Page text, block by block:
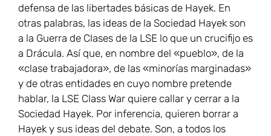
defensa de las libertades básicas de Hayek. En
otras palabras, las ideas de la Sociedad Hayek son
a la Guerra de Clases de la LSE lo que un crucifijo es
a Drácula. Así que, en nombre del «pueblo», de la
«clase trabajadora», de las «minorías marginadas»
y de otras entidades en cuyo nombre pretende
hablar, la LSE Class War quiere callar y cerrar a la
Sociedad Hayek. Por inferencia, quieren borrar a
Hayek y sus ideas del debate. Son, a todos los